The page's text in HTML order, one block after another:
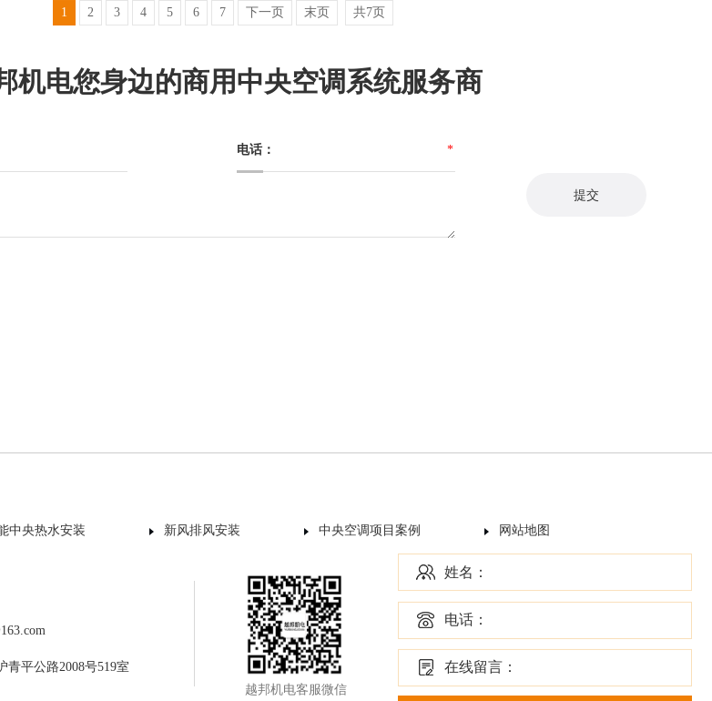
1 2 3 4 5 6 7 下一页 末页 共7页
机电您身边的商用中央空调系统服务商
电话： *
中央热水安装 新风排风安装 中央空调项目案例 网站地图
青平公路2008号519室
越邦机电客服微信
姓名：
电话：
在线留言：